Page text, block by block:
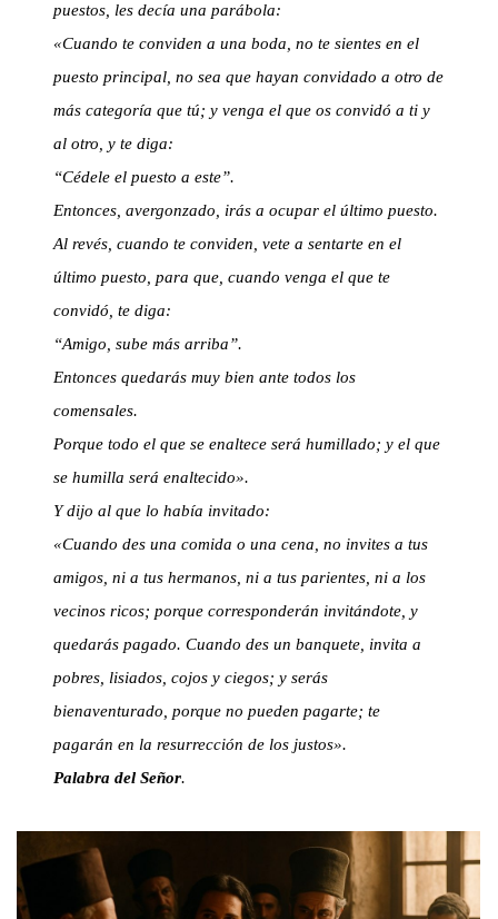
puestos, les decía una parábola:
«Cuando te conviden a una boda, no te sientes en el
puesto principal, no sea que hayan convidado a otro de
más categoría que tú; y venga el que os convidó a ti y
al otro, y te diga:
“Cédele el puesto a este”.
Entonces, avergonzado, irás a ocupar el último puesto.
Al revés, cuando te conviden, vete a sentarte en el
último puesto, para que, cuando venga el que te
convidó, te diga:
“Amigo, sube más arriba”.
Entonces quedarás muy bien ante todos los
comensales.
Porque todo el que se enaltece será humillado; y el que
se humilla será enaltecido».
Y dijo al que lo había invitado:
«Cuando des una comida o una cena, no invites a tus
amigos, ni a tus hermanos, ni a tus parientes, ni a los
vecinos ricos; porque corresponderán invitándote, y
quedarás pagado. Cuando des un banquete, invita a
pobres, lisiados, cojos y ciegos; y serás
bienaventurado, porque no pueden pagarte; te
pagarán en la resurrección de los justos».
Palabra del Señor.